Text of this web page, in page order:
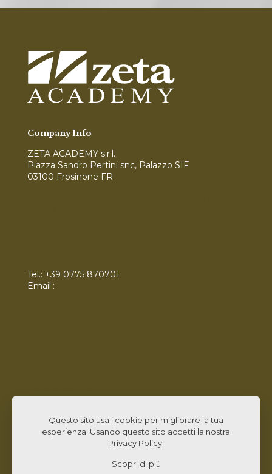
Company Info
ZETA ACADEMY s.r.l.
Piazza Sandro Pertini snc, Palazzo SIF
03100 Frosinone FR
Tel.: +39 0775 870701
Email.:
© 2026 Zeta Consulting s.r.l. All Rights Reserved |
Questo sito usa i cookie per migliorare la tua
esperienza. Usando questo sito accetti la nostra
Privacy Policy
Scopri di più